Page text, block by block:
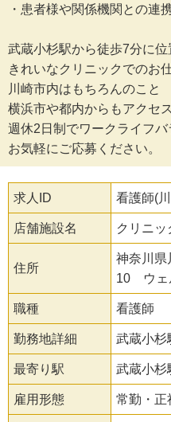
・患者様や関係機関との連
武蔵小杉駅から徒歩7分に位
きれいなクリニックでのお仕
川崎市内はもちろんのこと
横浜市や都内からもアクセ
週休2日制でワークライフバ
お気軽にご応募ください。
求人ID 看護師(
店舗施設名 クリニ
住所
神奈川県
10 ウェ
職種 看護師
勤務地詳細 武蔵小杉
最寄り駅 武蔵小杉
雇用形態 常勤・正